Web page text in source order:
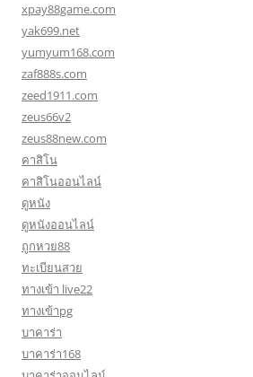
xpay88game.com
yak699.net
yumyum168.com
zaf888s.com
zeed1911.com
zeus66v2
zeus88new.com
คาสิโน
คาสิโนออนไลน์
ดูหนัง
ดูหนังออนไลน์
ถูกหวย88
ทะเบียนสวย
ทางเข้า live22
ทางเข้าpg
บาคาร่า
บาคาร่า168